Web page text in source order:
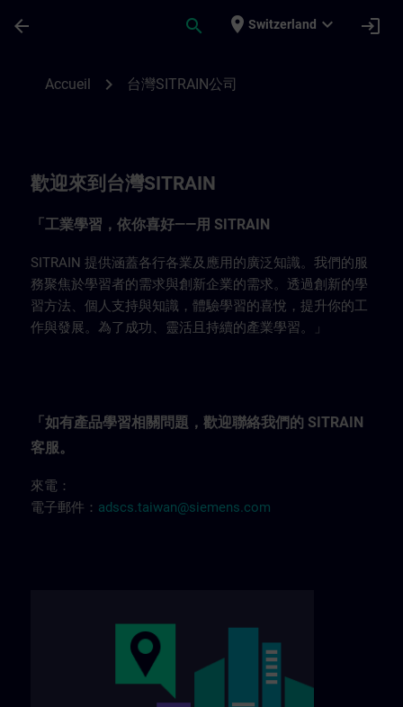
arrow_back search place Switzerland expand_more login
Accueil chevron_right 台灣SITRAIN公司
歡迎來到台灣SITRAIN
「工業學習，依你喜好——用 SITRAIN
SITRAIN 提供涵蓋各行各業及應用的廣泛知識。我們的服
務聚焦於學習者的需求與創新企業的需求。透過創新的學
習方法、個人支持與知識，體驗學習的喜悅，提升你的工
作與發展。為了成功、靈活且持續的產業學習。」
「如有產品學習相關問題，歡迎聯絡我們的 SITRAIN
客服。
來電：
電子郵件： adscs.taiwan@siemens.com